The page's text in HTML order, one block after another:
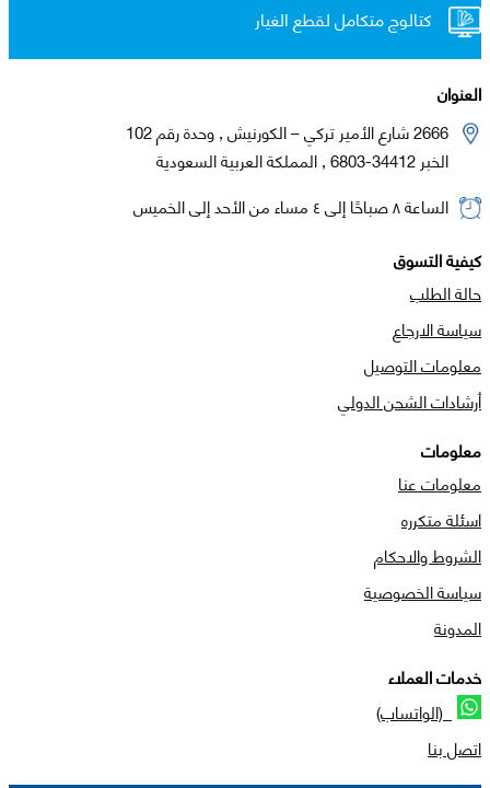
كتالوج متكامل لقطع الغيار
العنوان
2666 شارع الأمير تركي – الكورنيش , وحدة رقم 102
الخبر 34412-6803 , المملكة العربية السعودية
الساعة ٨ صباحًا إلى ٤ مساء من الأحد إلى الخميس
كيفية التسوق
حالة الطلب
سياسة الارجاع
معلومات التوصيل
أرشادات الشحن الدولي
معلومات
معلومات عنا
اسئلة متكرره
الشروط والاحكام
سياسة الخصوصية
المدونة
خدمات العملاء
(الواتساب)
اتصل بنا